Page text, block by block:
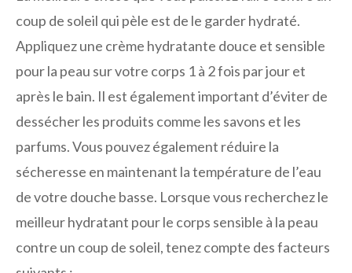
coup de soleil qui pèle est de le garder hydraté.
Appliquez une crème hydratante douce et sensible
pour la peau sur votre corps 1 à 2 fois par jour et
après le bain. Il est également important d’éviter de
dessécher les produits comme les savons et les
parfums. Vous pouvez également réduire la
sécheresse en maintenant la température de l’eau
de votre douche basse. Lorsque vous recherchez le
meilleur hydratant pour le corps sensible à la peau
contre un coup de soleil, tenez compte des facteurs